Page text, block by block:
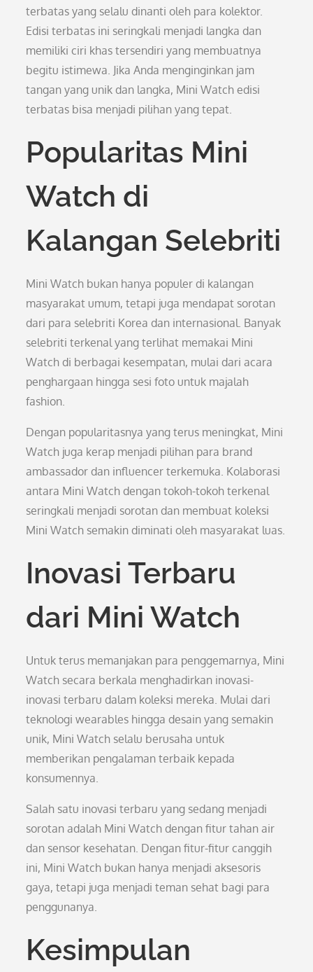
terbatas yang selalu dinanti oleh para kolektor.
Edisi terbatas ini seringkali menjadi langka dan
memiliki ciri khas tersendiri yang membuatnya
begitu istimewa. Jika Anda menginginkan jam
tangan yang unik dan langka, Mini Watch edisi
terbatas bisa menjadi pilihan yang tepat.
Popularitas Mini
Watch di
Kalangan Selebriti
Mini Watch bukan hanya populer di kalangan
masyarakat umum, tetapi juga mendapat sorotan
dari para selebriti Korea dan internasional. Banyak
selebriti terkenal yang terlihat memakai Mini
Watch di berbagai kesempatan, mulai dari acara
penghargaan hingga sesi foto untuk majalah
fashion.
Dengan popularitasnya yang terus meningkat, Mini
Watch juga kerap menjadi pilihan para brand
ambassador dan influencer terkemuka. Kolaborasi
antara Mini Watch dengan tokoh-tokoh terkenal
seringkali menjadi sorotan dan membuat koleksi
Mini Watch semakin diminati oleh masyarakat luas.
Inovasi Terbaru
dari Mini Watch
Untuk terus memanjakan para penggemarnya, Mini
Watch secara berkala menghadirkan inovasi-
inovasi terbaru dalam koleksi mereka. Mulai dari
teknologi wearables hingga desain yang semakin
unik, Mini Watch selalu berusaha untuk
memberikan pengalaman terbaik kepada
konsumennya.
Salah satu inovasi terbaru yang sedang menjadi
sorotan adalah Mini Watch dengan fitur tahan air
dan sensor kesehatan. Dengan fitur-fitur canggih
ini, Mini Watch bukan hanya menjadi aksesoris
gaya, tetapi juga menjadi teman sehat bagi para
penggunanya.
Kesimpulan